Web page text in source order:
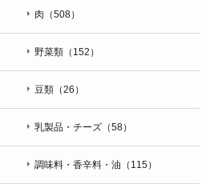
肉（508）
野菜類（152）
豆類（26）
乳製品・チーズ（58）
調味料・香辛料・油（115）